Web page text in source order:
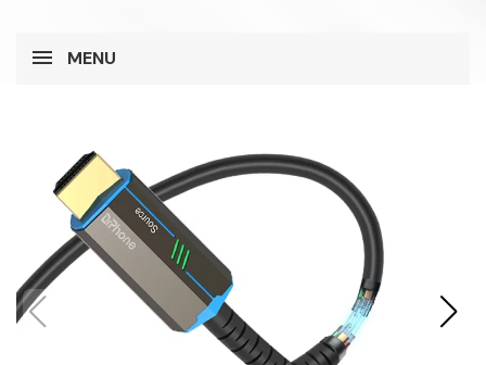
MENU